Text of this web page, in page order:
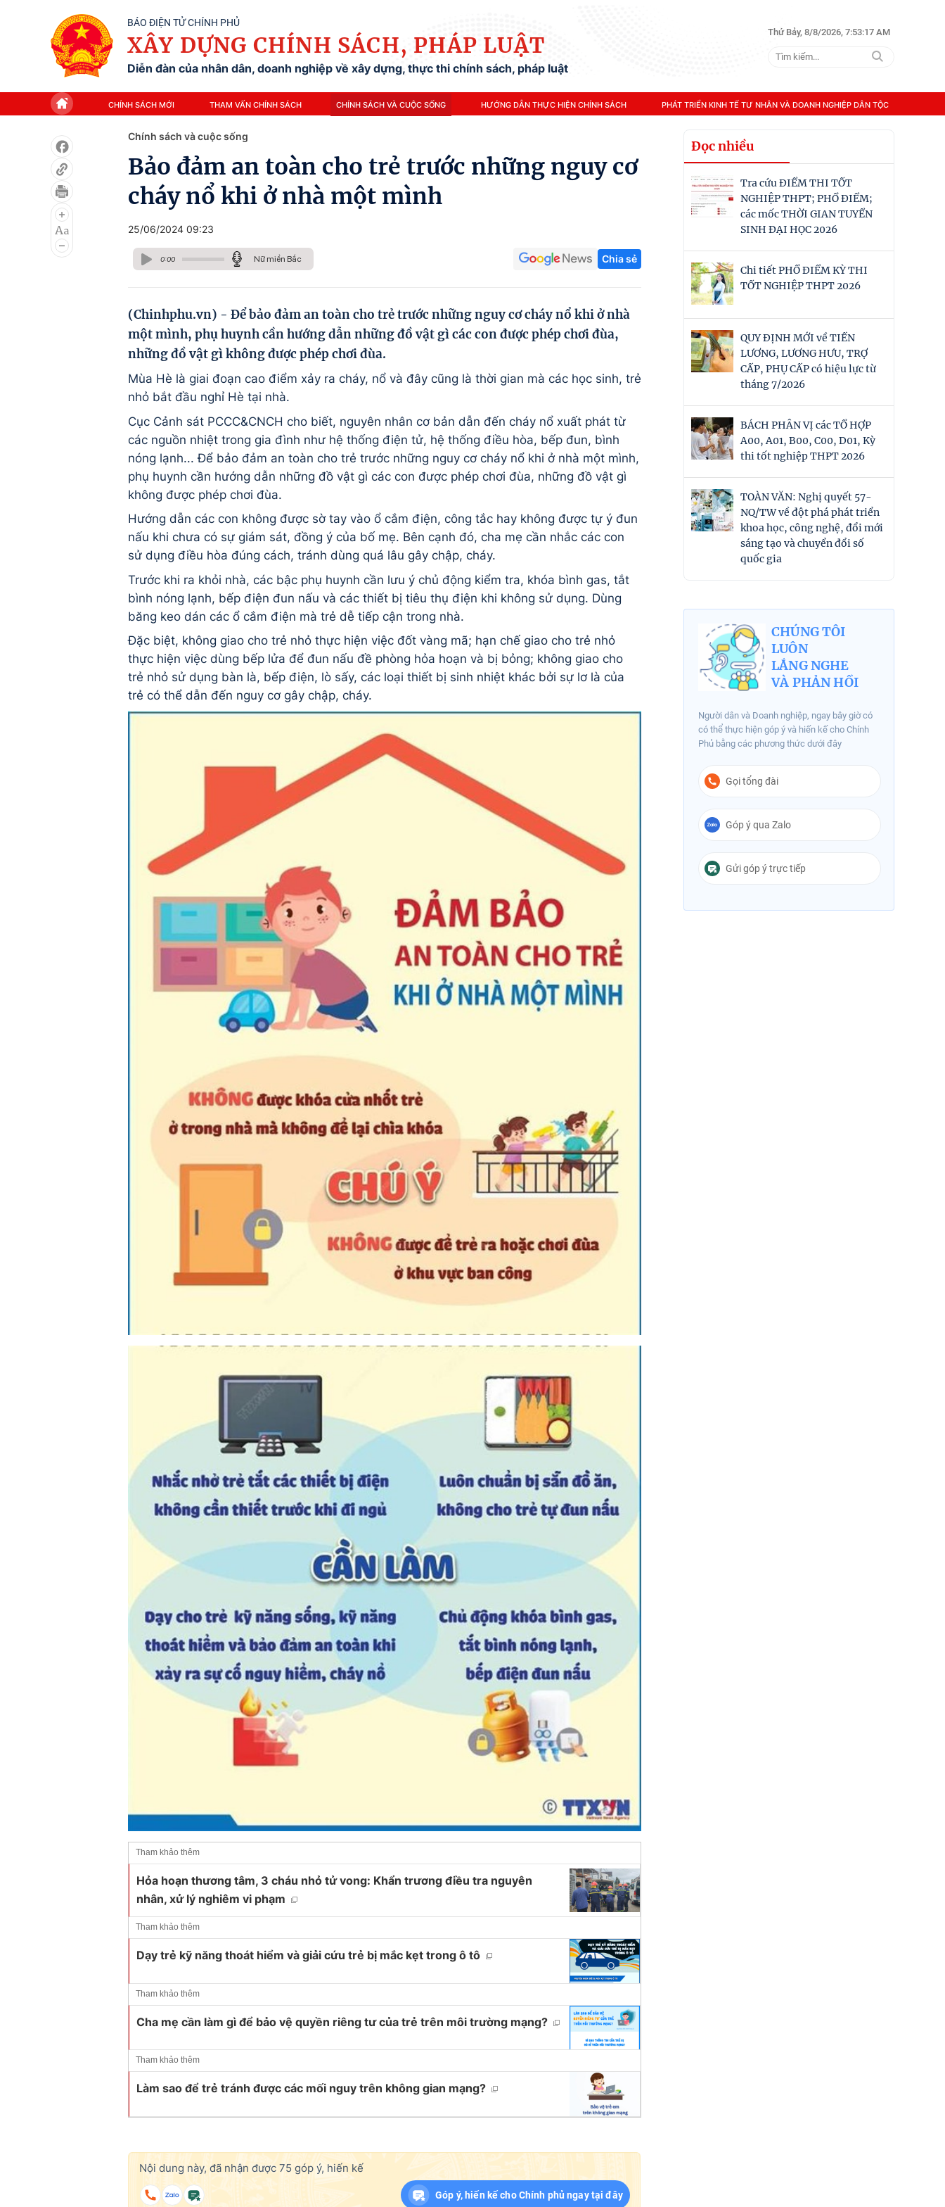
BÁO ĐIỆN TỬ CHÍNH PHỦ
XÂY DỰNG CHÍNH SÁCH, PHÁP LUẬT
Diễn đàn của nhân dân, doanh nghiệp về xây dựng, thực thi chính sách, pháp luật
Thứ Bảy, 8/8/2026, 7:53:19 AM
CHÍNH SÁCH MỚI THAM VẤN CHÍNH SÁCH CHÍNH SÁCH VÀ CUỘC SỐNG HƯỚNG DẪN THỰC HIỆN CHÍNH SÁCH PHÁT TRIỂN KINH TẾ TƯ NHÂN VÀ DOANH NGHIỆP DÂN TỘC
Chính sách và cuộc sống
Bảo đảm an toàn cho trẻ trước những nguy cơ
cháy nổ khi ở nhà một mình
25/06/2024 09:23
0:00 Nữ miền Bắc Chia sẻ
(Chinhphu.vn) - Để bảo đảm an toàn cho trẻ trước những nguy cơ cháy nổ khi ở nhà
một mình, phụ huynh cần hướng dẫn những đồ vật gì các con được phép chơi đùa,
những đồ vật gì không được phép chơi đùa.
Mùa Hè là giai đoạn cao điểm xảy ra cháy, nổ và đây cũng là thời gian mà các học sinh, trẻ
nhỏ bắt đầu nghỉ Hè tại nhà.
Cục Cảnh sát PCCC&CNCH cho biết, nguyên nhân cơ bản dẫn đến cháy nổ xuất phát từ
các nguồn nhiệt trong gia đình như hệ thống điện tử, hệ thống điều hòa, bếp đun, bình
nóng lạnh... Để bảo đảm an toàn cho trẻ trước những nguy cơ cháy nổ khi ở nhà một mình,
phụ huynh cần hướng dẫn những đồ vật gì các con được phép chơi đùa, những đồ vật gì
không được phép chơi đùa.
Hướng dẫn các con không được sờ tay vào ổ cắm điện, công tắc hay không được tự ý đun
nấu khi chưa có sự giám sát, đồng ý của bố mẹ. Bên cạnh đó, cha mẹ cần nhắc các con
sử dụng điều hòa đúng cách, tránh dùng quá lâu gây chập, cháy.
Trước khi ra khỏi nhà, các bậc phụ huynh cần lưu ý chủ động kiểm tra, khóa bình gas, tắt
bình nóng lạnh, bếp điện đun nấu và các thiết bị tiêu thụ điện khi không sử dụng. Dùng
băng keo dán các ổ cắm điện mà trẻ dễ tiếp cận trong nhà.
Đặc biệt, không giao cho trẻ nhỏ thực hiện việc đốt vàng mã; hạn chế giao cho trẻ nhỏ
thực hiện việc dùng bếp lửa để đun nấu đề phòng hỏa hoạn và bị bỏng; không giao cho
trẻ nhỏ sử dụng bàn là, bếp điện, lò sấy, các loại thiết bị sinh nhiệt khác bởi sự lơ là của
trẻ có thể dẫn đến nguy cơ gây chập, cháy.
Tham khảo thêm
Hỏa hoạn thương tâm, 3 cháu nhỏ tử vong: Khẩn trương điều tra nguyên
nhân, xử lý nghiêm vi phạm
Tham khảo thêm
Dạy trẻ kỹ năng thoát hiểm và giải cứu trẻ bị mắc kẹt trong ô tô
Tham khảo thêm
Cha mẹ cần làm gì để bảo vệ quyền riêng tư của trẻ trên môi trường mạng?
Tham khảo thêm
Làm sao để trẻ tránh được các mối nguy trên không gian mạng?
Nội dung này, đã nhận được 75 góp ý, hiến kế
Góp ý, hiến kế cho Chính phủ ngay tại đây
Đọc nhiều
Tra cứu ĐIỂM THI TỐT
NGHIỆP THPT; PHỔ ĐIỂM;
các mốc THỜI GIAN TUYỂN
SINH ĐẠI HỌC 2026
Chi tiết PHỔ ĐIỂM KỲ THI
TỐT NGHIỆP THPT 2026
QUY ĐỊNH MỚI về TIỀN
LƯƠNG, LƯƠNG HƯU, TRỢ
CẤP, PHỤ CẤP có hiệu lực từ
tháng 7/2026
BÁCH PHÂN VỊ các TỔ HỢP
A00, A01, B00, C00, D01, Kỳ
thi tốt nghiệp THPT 2026
TOÀN VĂN: Nghị quyết 57-
NQ/TW về đột phá phát triển
khoa học, công nghệ, đổi mới
sáng tạo và chuyển đổi số
quốc gia
CHÚNG TÔI
LUÔN
LẮNG NGHE
VÀ PHẢN HỒI
Người dân và Doanh nghiệp, ngay bây giờ có
có thể thực hiện góp ý và hiến kế cho Chính
Phủ bằng các phương thức dưới đây
Gọi tổng đài
Góp ý qua Zalo
Gửi góp ý trực tiếp